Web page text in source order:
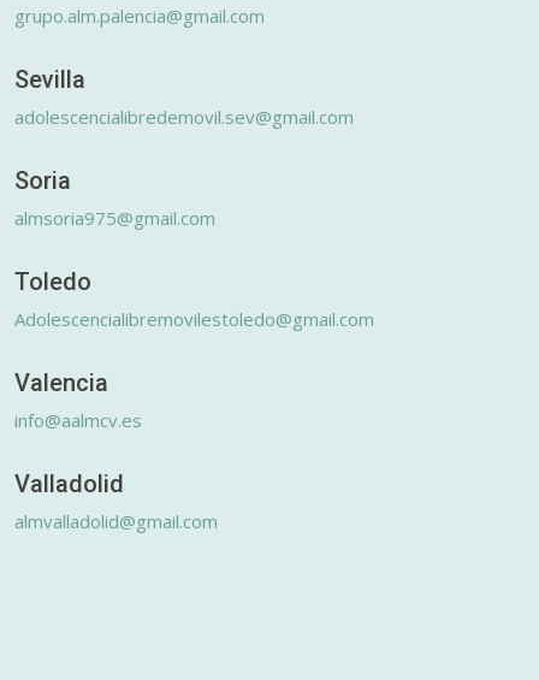
grupo.alm.palencia@gmail.com
Sevilla
adolescencialibredemovil.sev@gmail.com
Soria
almsoria975@gmail.com
Toledo
Adolescencialibremovilestoledo@gmail.com
Valencia
info@aalmcv.es
Valladolid
almvalladolid@gmail.com